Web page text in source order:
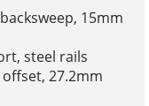
15mm
steel rails
27.2mm